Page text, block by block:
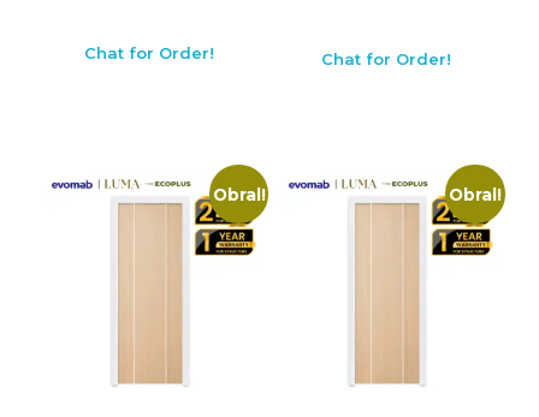
Chat for Order! Chat for Order!
Obral! Obral!